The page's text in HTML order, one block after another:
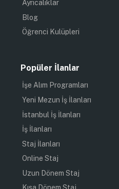
Ayrıcalıklar
Blog
Öğrenci Kulüpleri
Popüler İlanlar
İşe Alım Programları
Yeni Mezun İş İlanları
İstanbul İş İlanları
İş İlanları
Staj İlanları
Online Staj
Uzun Dönem Staj